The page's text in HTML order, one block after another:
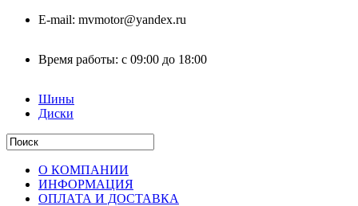
E-mail: mvmotor@yandex.ru
Время работы: с 09:00 до 18:00
Шины
Диски
О КОМПАНИИ
ИНФОРМАЦИЯ
ОПЛАТА И ДОСТАВКА